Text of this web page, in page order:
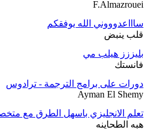
F.Almazrouei
ساااعدوووني الله يوفقكم
قلب ينبض
بليززز هيلب مي
فانستك
دورات على برامج الترجمة - ترادوس
Ayman El Shemy
تعلم الانجليزي باسهل الطرق مع
هبه الطحاينه